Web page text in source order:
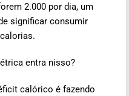
2.000 por dia, um
significar consumir
entra nisso?
calórico é fazendo